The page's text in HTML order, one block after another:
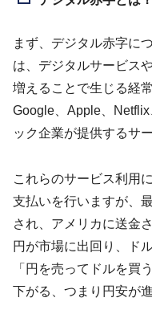
まず、デジタル赤字に
は、デジタルサービス
増えることで生じる経
Google、Apple、
ック企業が提供するサ
これらのサービス利用
支払いを行いますが、
され、アメリカに送金
円が市場に出回り、ド
「円を売ってドルを買
下がる、つまり円安が